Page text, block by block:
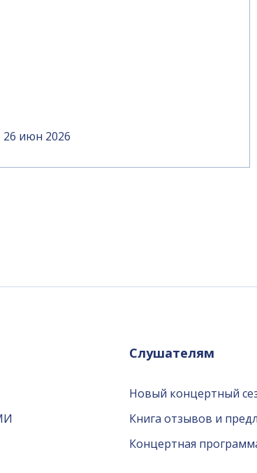
26 июн 2026
Слушателям
Новый концертный
Книга отзывов и
Концертная